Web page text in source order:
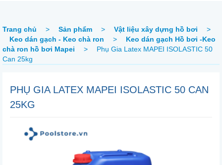
Trang chủ > Sản phẩm > Vật liệu xây dựng hồ bơi
>
Keo dán gạch - Keo chà ron
>
Keo dán gạch Hồ bơi -Keo
chà ron hồ bơi Mapei
>
Phụ Gia Latex MAPEI ISOLASTIC 50
Can 25kg
PHỤ GIA LATEX MAPEI ISOLASTIC 50 CAN
25KG